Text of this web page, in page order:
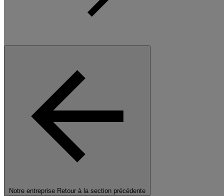
Notre entreprise Retour à la section précédente